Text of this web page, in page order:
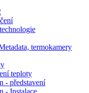
termokamery
teploty
- představení